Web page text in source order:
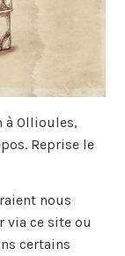
à Ollioules,
Reprise le
nous
via ce site ou
certains